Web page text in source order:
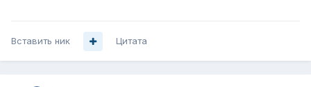
Вставить ник Цитата